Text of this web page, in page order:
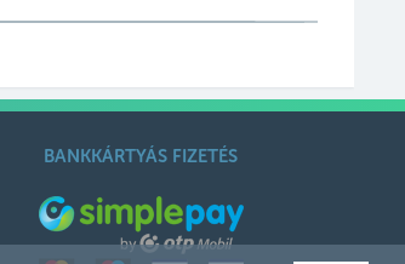
BANKKÁRTYÁS FIZETÉS